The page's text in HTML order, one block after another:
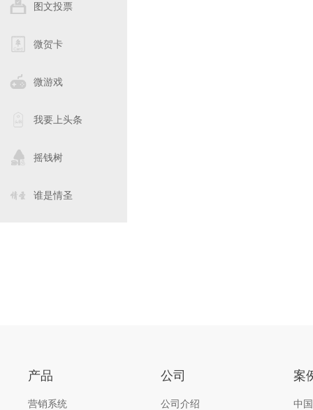
图文投票
微贺卡
微游戏
我要上头条
摇钱树
谁是情圣
产品
营销系统
公司
公司介绍
案
中